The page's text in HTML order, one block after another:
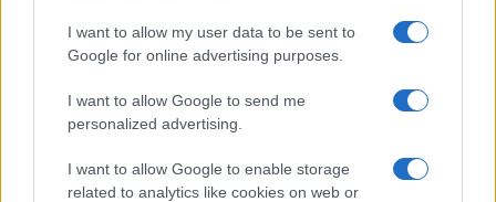
I want to allow my user data to be sent to
Google for online advertising purposes.
I want to allow Google to send me
personalized advertising.
I want to allow Google to enable storage
related to analytics like cookies on web or